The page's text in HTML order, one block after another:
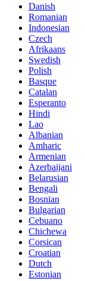
Danish
Romanian
Indonesian
Czech
Afrikaans
Swedish
Polish
Basque
Catalan
Esperanto
Hindi
Lao
Albanian
Amharic
Armenian
Azerbaijani
Belarusian
Bengali
Bosnian
Bulgarian
Cebuano
Chichewa
Corsican
Croatian
Dutch
Estonian